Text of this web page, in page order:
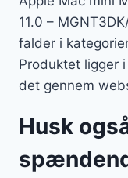
11.0 –
falder i
Produktet ligger
det gennem
Husk